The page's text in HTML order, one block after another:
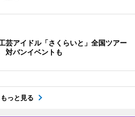
芸アイドル「さくらいと」全国ツアー
対バンイベントも
もっと見る